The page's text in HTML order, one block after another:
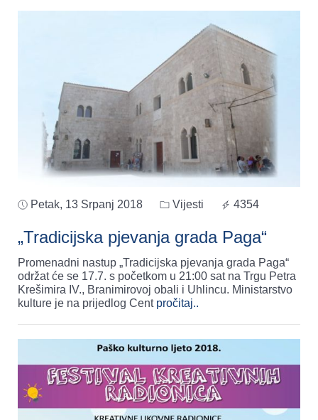
Petak, 13 Srpanj 2018 Vijesti 4354
„Tradicijska pjevanja grada Paga“
Promenadni nastup „Tradicijska pjevanja grada Paga“
održat će se 17.7. s početkom u 21:00 sat na Trgu Petra
Krešimira IV., Branimirovoj obali i Uhlincu. Ministarstvo
kulture je na prijedlog Cent pročitaj..